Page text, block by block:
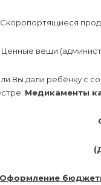
Скоропортящиеся
Ценные вещи
Вы дали ребёнку с
Медикаменты
Оформление